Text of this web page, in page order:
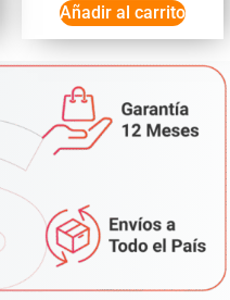
Añadir al carrito